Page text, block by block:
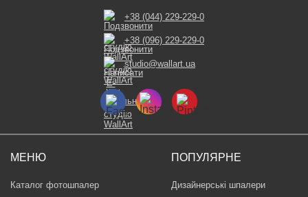
МЕНЮ
Каталог фотошпалер
ПОПУЛЯРНЕ
Дизайнерські шпалери
+38 (044) 229-229-0
+38 (096) 229-229-0
studio@wallart.ua